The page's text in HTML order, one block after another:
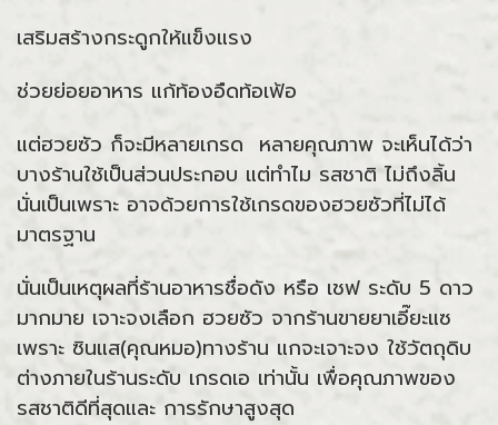
เสริมสร้างกระดูกให้แข็งแรง
ช่วยย่อยอาหาร แก้ท้องอืดท้อเฟ้อ
แต่ฮวยซัว ก็จะมีหลายเกรด หลายคุณภาพ จะเห็นได้ว่า
บางร้านใช้เป็นส่วนประกอบ แต่ทำไม รสชาติ ไม่ถึงลิ้น
นั่นเป็นเพราะ อาจด้วยการใช้เกรดของฮวยซัวที่ไม่ได้
มาตรฐาน
นั่นเป็นเหตุผลที่ร้านอาหารชื่อดัง หรือ เชฟ ระดับ 5 ดาว
มากมาย เจาะจงเลือก ฮวยซัว จากร้านขายยาเอี๊ยะแซ
เพราะ ซินแส(คุณหมอ)ทางร้าน แกจะเจาะจง ใช้วัตถุดิบ
ต่างภายในร้านระดับ เกรดเอ เท่านั้น เพื่อคุณภาพของ
รสชาติดีที่สุดและ การรักษาสูงสุด